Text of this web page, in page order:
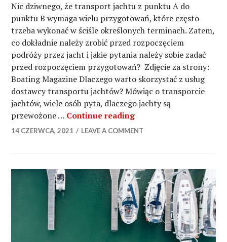
Nic dziwnego, że transport jachtu z punktu A do
punktu B wymaga wielu przygotowań, które często
trzeba wykonać w ściśle określonych terminach. Zatem,
co dokładnie należy zrobić przed rozpoczęciem
podróży przez jacht i jakie pytania należy sobie zadać
przed rozpoczęciem przygotowań? Zdjęcie za strony:
Boating Magazine Dlaczego warto skorzystać z usług
dostawcy transportu jachtów? Mówiąc o transporcie
jachtów, wiele osób pyta, dlaczego jachty są
przewożone … Continue readingPrzygotowanie jachtu
14 CZERWCA, 2021 LEAVE A COMMENT